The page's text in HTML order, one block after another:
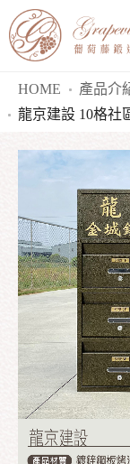
HOME 產品介
龍京建設 10格社